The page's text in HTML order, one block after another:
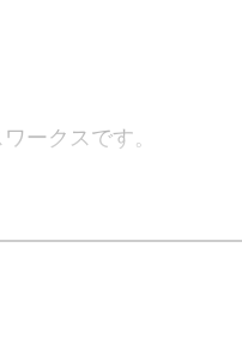
ークスです。